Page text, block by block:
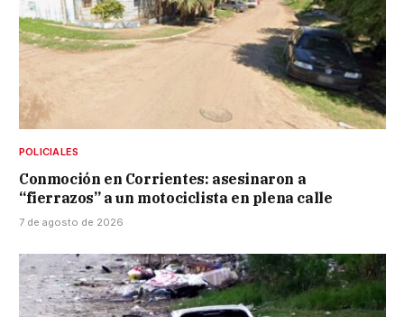
POLICIALES
Conmoción en Corrientes: asesinaron a
“fierrazos” a un motociclista en plena calle
7 de agosto de 2026